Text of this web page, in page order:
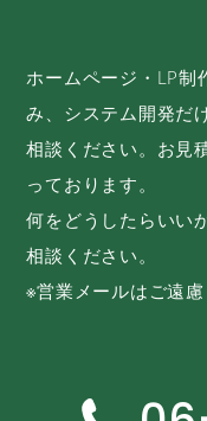
ホームページ・LP制
み、システム開発だ
相談ください。お見
っております。
何をどうしたらいい
相談ください。
※営業メールはご遠慮